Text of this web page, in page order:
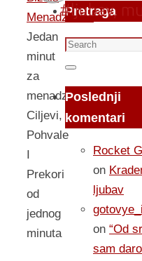
Menadzment
Jedan
minut
za
menadzment,
Ciljevi,
Pohvale
I
Prekori
od
jednog
minuta
Pretraga
Search
for:
Search
Poslednji
komentari
Rocket
on
ljubav
on “Od
sam